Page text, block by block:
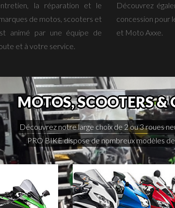
la réparation et le
de motos, scooters et
animé par une équipe de
et à votre service.
Découvrez
concession pour
et Moto Axxe.
MOTOS, SCOOTERS &
Découvrez notre large choix de 2 ou 3 roues
PRO BIKE dispose de nombreux modèles